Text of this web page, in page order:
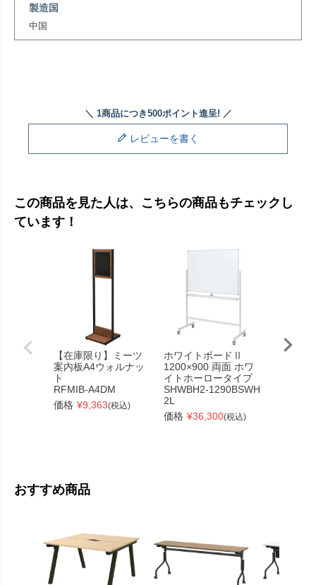
製造国
中国
レビューを書く
この商品を見た人は、こちらの商品もチェックし
ています！
【在庫限り】ミーツ
案内板A4ウォルナッ
ト
RFMIB-A4DM
価格 ¥9,363(税込)
ホワイトボードⅡ
1200×900 両面 ホワ
イトホーロータイプ
SHWBH2-1290BSWH
2L
価格 ¥36,300(税込)
【在庫
おすすめ商品